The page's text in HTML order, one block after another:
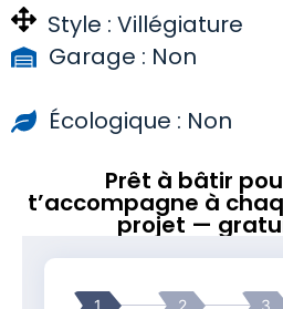
Style : Villégiature
Garage : Non
Écologique : Non
Prêt à bâtir
t’accompagne à
projet —